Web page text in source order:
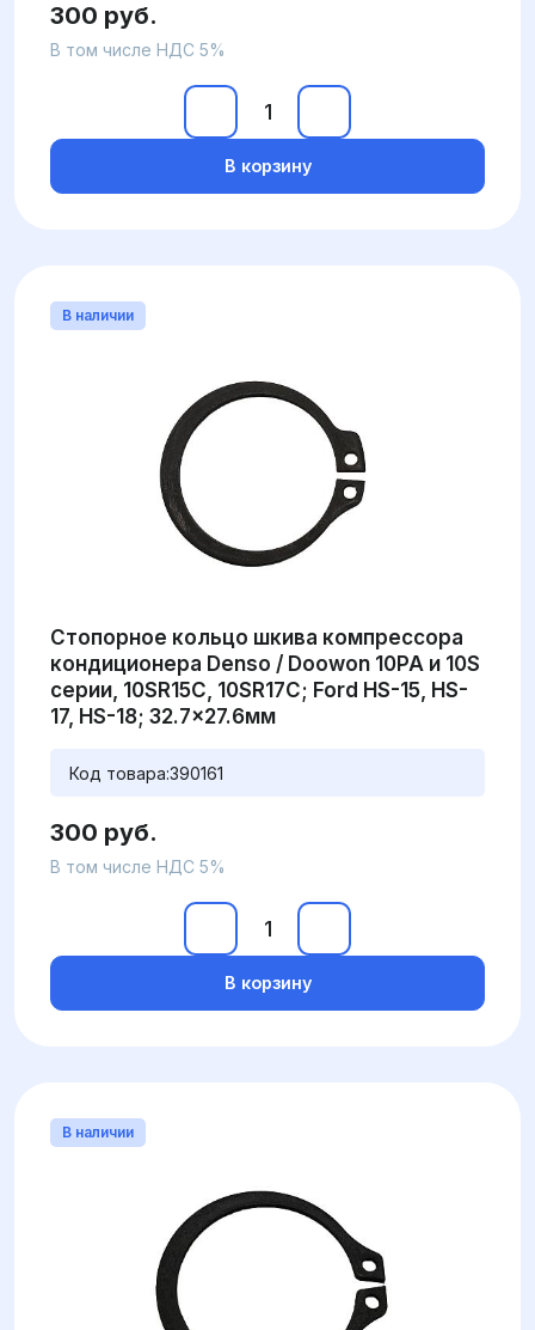
300 руб.
В том числе НДС 5%
В корзину
В наличии
Стопорное кольцо шкива компрессора
кондиционера Denso / Doowon 10PA и 10S
серии, 10SR15C, 10SR17C; Ford HS-15, HS-
17, HS-18; 32.7x27.6мм
Код товара:390161
300 руб.
В том числе НДС 5%
В корзину
В наличии